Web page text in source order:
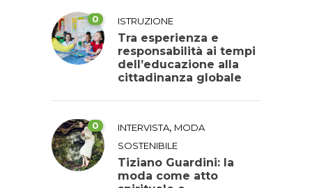
0 ISTRUZIONE
Tra esperienza e
responsabilità ai tempi
dell’educazione alla
cittadinanza globale
0 INTERVISTA, MODA
SOSTENIBILE
Tiziano Guardini: la
moda come atto